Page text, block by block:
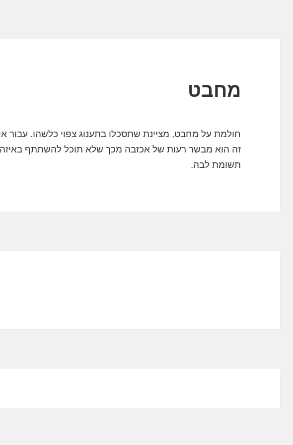
מחבט
חולמת על מחבט, מציינת שתסכלו בתענוג צפוי כלשהו. עבור
זה הוא מבשר רעות של אכזבה מכך שלא תוכל להשתתף
תשומת לבה.